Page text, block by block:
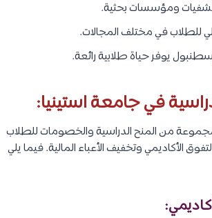
ومؤسسات بحثية.
في مختلف المجالات.
يوفر حياة طلابية رائعة.
في جامعة استينيا:
من المنح الدراسية والخصومات للطلاب
الأكاديمي وتخفيف الأعباء المالية. فيما يلي